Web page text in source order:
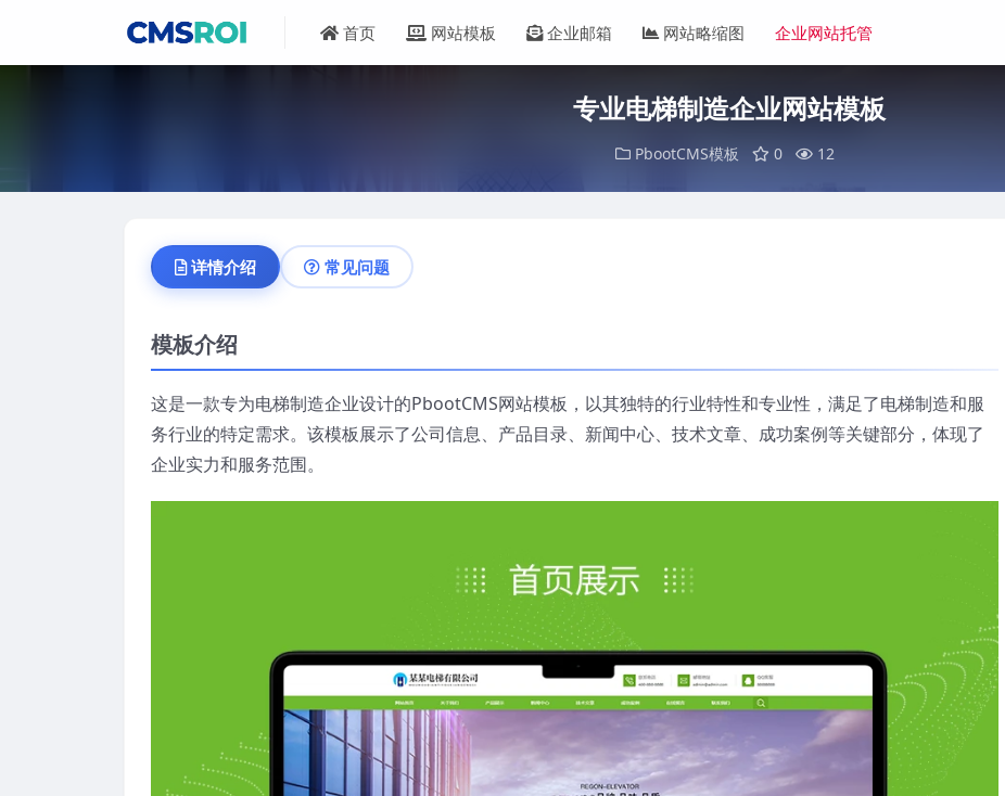
首页 网站模板 企业邮箱 网站略缩图 企业网站托管
专业电梯制造企业网站模板
PbootCMS模板 0 12
详情介绍 常见问题
模板介绍
这是一款专为电梯制造企业设计的PbootCMS网站模板，以其独特的行业特性和专业性，满足了电梯制造和服
务行业的特定需求。该模板展示了公司信息、产品目录、新闻中心、技术文章、成功案例等关键部分，体现了
企业实力和服务范围。